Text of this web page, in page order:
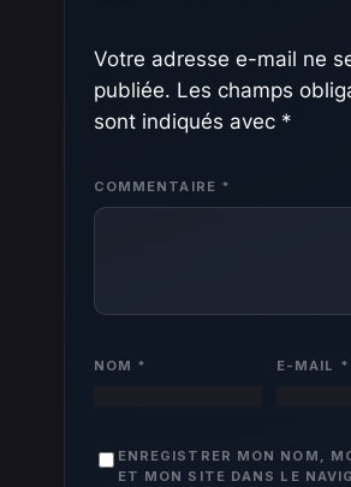
Votre adresse e-mail ne
publiée. Les champs
sont indiqués avec *
COMMENTAIRE *
NOM * E-MAIL *
ENREGISTRER MON NOM,
ET MON SITE DANS LE